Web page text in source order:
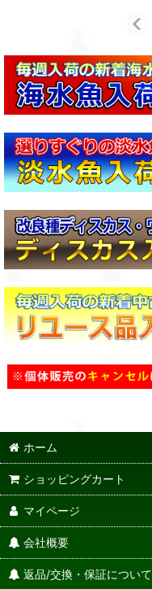
ホーム
ショッピングカート
マイページ
会社概要
返品/交換・保証について